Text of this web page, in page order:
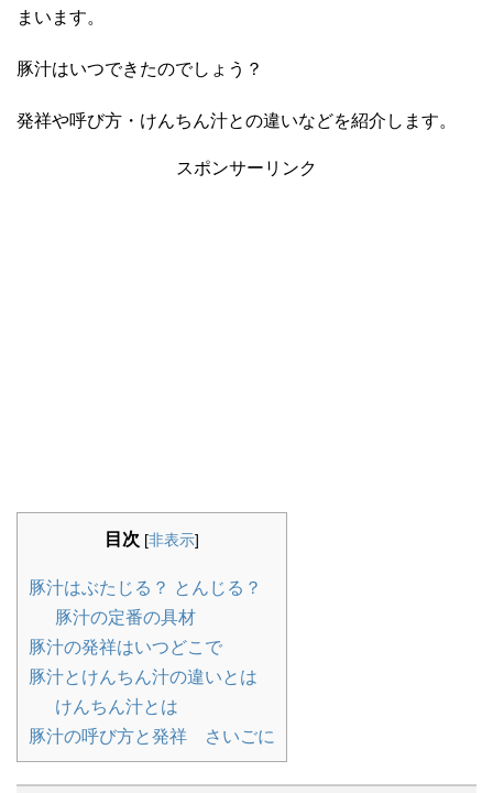
まいます。
豚汁はいつできたのでしょう？
発祥や呼び方・けんちん汁との違いなどを紹介します。
スポンサーリンク
目次 [非表示]
豚汁はぶたじる？ とんじる？
豚汁の定番の具材
豚汁の発祥はいつどこで
豚汁とけんちん汁の違いとは
けんちん汁とは
豚汁の呼び方と発祥 さいごに